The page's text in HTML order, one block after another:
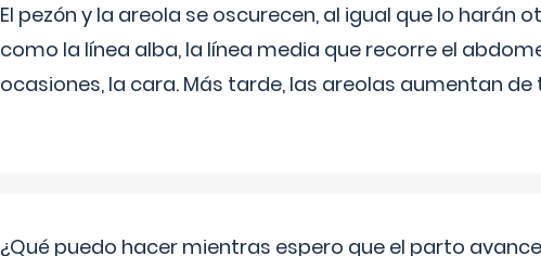
El pezón y la areola se oscurecen, al igual que lo harán
como la línea alba, la línea media que recorre el
ocasiones, la cara. Más tarde, las areolas aumentan
¿Qué puedo hacer mientras espero que el parto